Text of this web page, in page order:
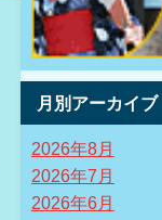
月別アーカイブ
2026年8月
2026年7月
2026年6月